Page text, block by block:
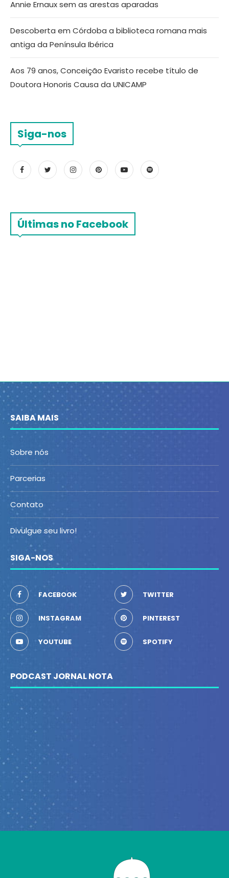
Annie Ernaux sem as arestas aparadas
Descoberta em Córdoba a biblioteca romana mais
antiga da Península Ibérica
Aos 79 anos, Conceição Evaristo recebe título de
Doutora Honoris Causa da UNICAMP
Siga-nos
Últimas no Facebook
SAIBA MAIS
Sobre nós
Parcerias
Contato
Divulgue seu livro!
SIGA-NOS
FACEBOOK TWITTER
INSTAGRAM PINTEREST
YOUTUBE SPOTIFY
PODCAST JORNAL NOTA